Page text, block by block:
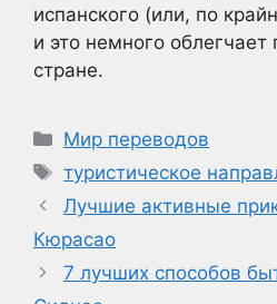
испанского (или, по
и это немного облегчает
стране.
Рубрики
Мир переводов
Метки
туристическое
Лучшие активные
Кюрасао
7 лучших способов